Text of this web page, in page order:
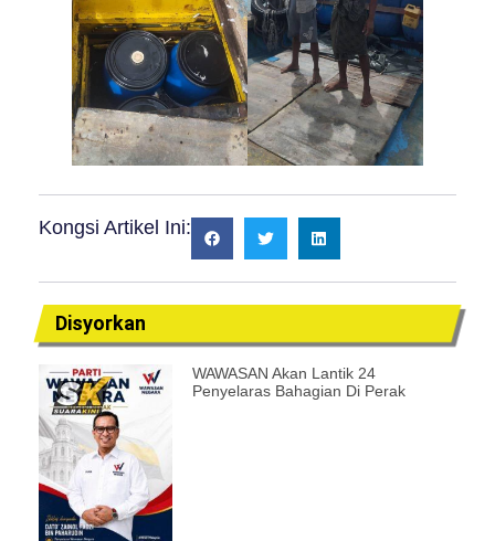
Kongsi Artikel Ini:
Disyorkan
WAWASAN Akan Lantik 24
Penyelaras Bahagian Di Perak